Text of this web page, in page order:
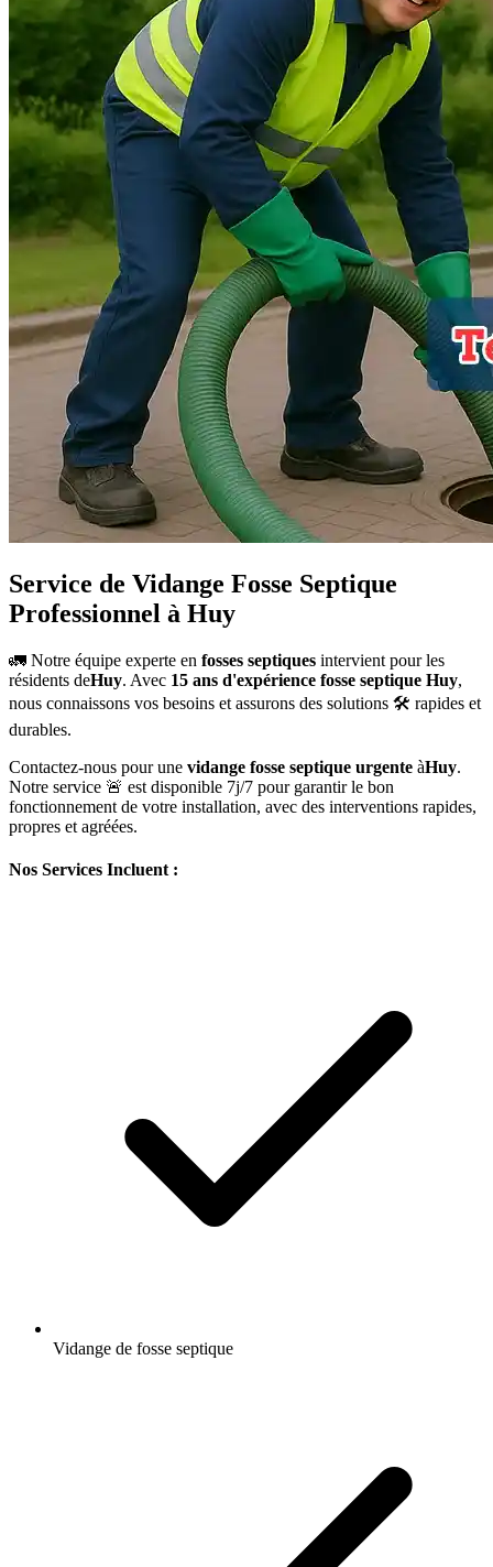
Service de Vidange Fosse Septique
Professionnel à Huy
🚛 Notre équipe experte en fosses septiques intervient pour les
résidents deHuy. Avec 15 ans d'expérience fosse septique Huy,
nous connaissons vos besoins et assurons des solutions 🛠️ rapides et
durables.
Contactez-nous pour une vidange fosse septique urgente àHuy.
Notre service 🚨 est disponible 7j/7 pour garantir le bon
fonctionnement de votre installation, avec des interventions rapides,
propres et agréées.
Nos Services Incluent :
Vidange de fosse septique